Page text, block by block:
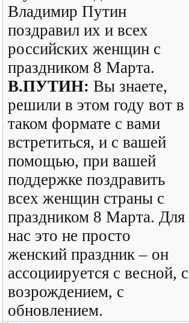
Владимир Путин
поздравил их и всех
российских женщин с
праздником 8 Марта.
В.ПУТИН: Вы знаете,
решили в этом году вот в
таком формате с вами
встретиться, и с вашей
помощью, при вашей
поддержке поздравить
всех женщин страны с
праздником 8 Марта. Для
нас это не просто
женский праздник – он
ассоциируется с весной, с
возрождением, с
обновлением.